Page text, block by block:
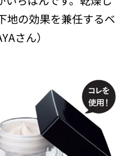
地の効果を兼任するベ
さん）